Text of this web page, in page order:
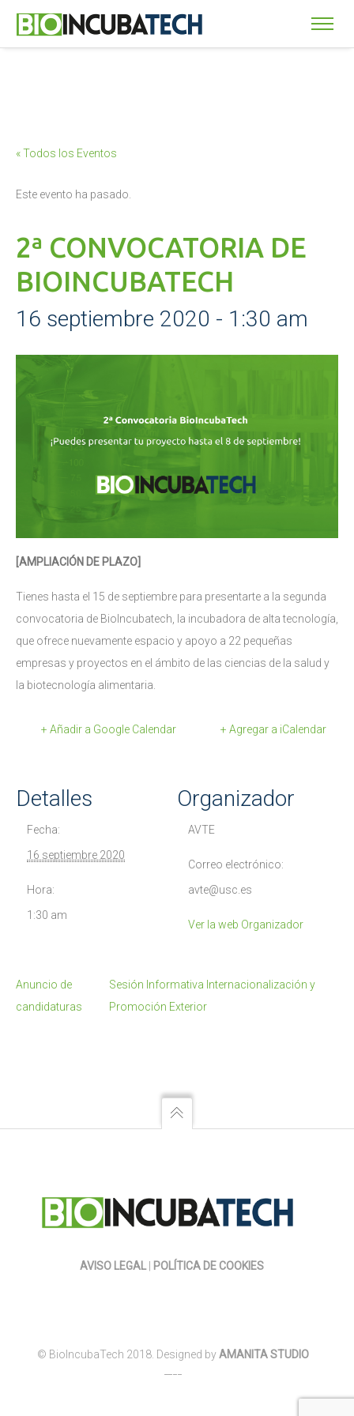
« Todos los Eventos
Este evento ha pasado.
2ª CONVOCATORIA DE
BIOINCUBATECH
16 septiembre 2020 - 1:30 am
[AMPLIACIÓN DE PLAZO]
Tienes hasta el 15 de septiembre para presentarte a la segunda
convocatoria de BioIncubatech, la incubadora de alta tecnología,
que ofrece nuevamente espacio y apoyo a 22 pequeñas
empresas y proyectos en el ámbito de las ciencias de la salud y
la biotecnología alimentaria.
+ Añadir a Google Calendar + Agregar a iCalendar
Detalles
Fecha:
16 septiembre 2020
Hora:
1:30 am
Organizador
AVTE
Correo electrónico:
avte@usc.es
Ver la web Organizador
Anuncio de
candidaturas
Sesión Informativa Internacionalización y
Promoción Exterior
AVISO LEGAL POLÍTICA DE COOKIES
© BioIncubaTech 2018. Designed byAMANITA STUDIO